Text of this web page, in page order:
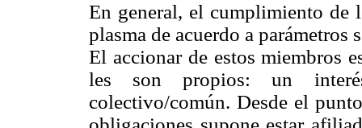
En general, el cumplimiento de
plasma de acuerdo a
El accionar de estos miembros
les son propios: un
colectivo/común. Desde el